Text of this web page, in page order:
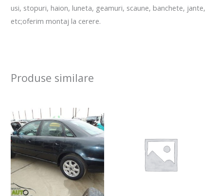
usi, stopuri, haion, luneta, geamuri, scaune, banchete, jante,
etc;oferim montaj la cerere.
Produse similare